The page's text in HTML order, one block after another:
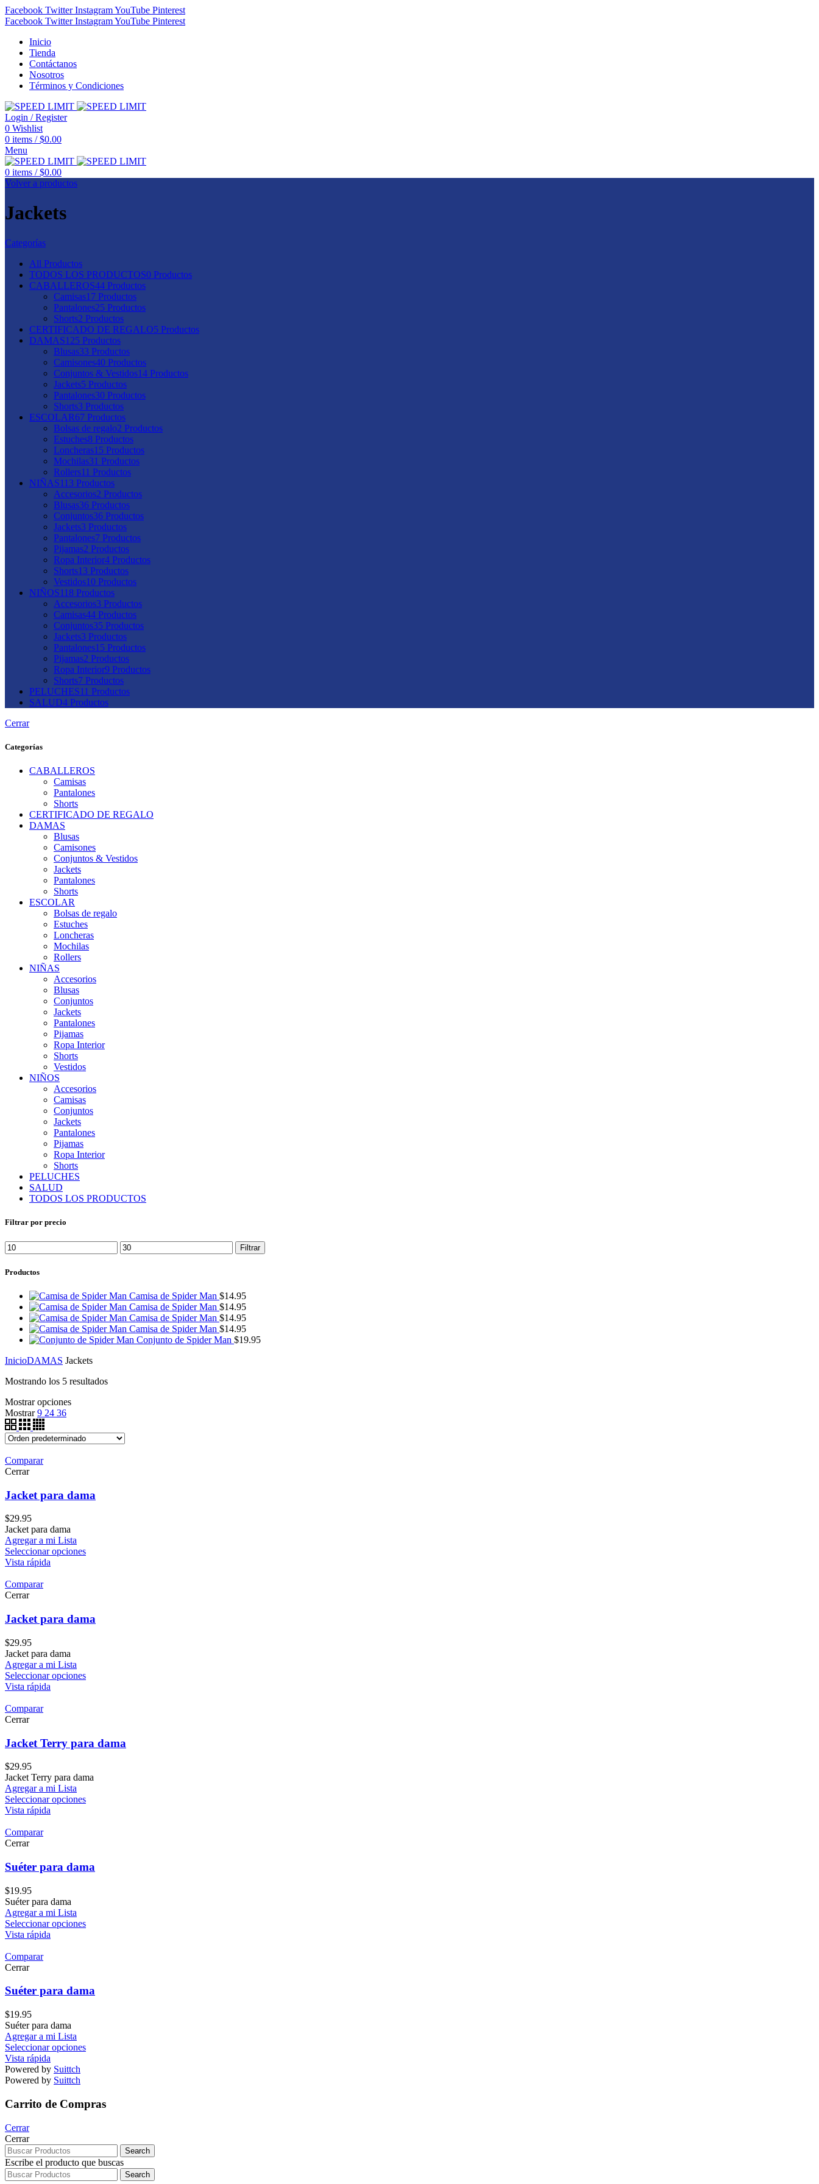
Facebook Twitter InstagramYouTube Pinterest
Facebook Twitter InstagramYouTube Pinterest
Inicio
Tienda
Contáctanos
Nosotros
Términos y Condiciones
Login / Register
0 Wishlist
0 items / $0.00
Menu
0 items / $0.00
Volver a productos
Jackets
Categorías
All Productos
TODOS LOS PRODUCTOS0 Productos
CABALLEROS44 Productos
Camisas17 Productos
Pantalones25 Productos
Shorts2 Productos
CERTIFICADO DE REGALO5 Productos
DAMAS125 Productos
Blusas33 Productos
Camisones40 Productos
Conjuntos & Vestidos14 Productos
Jackets5 Productos
Pantalones30 Productos
Shorts3 Productos
ESCOLAR67 Productos
Bolsas de regalo2 Productos
Estuches8 Productos
Loncheras15 Productos
Mochilas31 Productos
Rollers11 Productos
NIÑAS113 Productos
Accesorios2 Productos
Blusas36 Productos
Conjuntos36 Productos
Jackets3 Productos
Pantalones7 Productos
Pijamas2 Productos
Ropa Interior4 Productos
Shorts13 Productos
Vestidos10 Productos
NIÑOS118 Productos
Accesorios3 Productos
Camisas44 Productos
Conjuntos35 Productos
Jackets3 Productos
Pantalones15 Productos
Pijamas2 Productos
Ropa Interior9 Productos
Shorts7 Productos
PELUCHES11 Productos
SALUD4 Productos
Cerrar
Categorías
CABALLEROS
Camisas
Pantalones
Shorts
CERTIFICADO DE REGALO
DAMAS
Blusas
Camisones
Conjuntos & Vestidos
Jackets
Pantalones
Shorts
ESCOLAR
Bolsas de regalo
Estuches
Loncheras
Mochilas
Rollers
NIÑAS
Accesorios
Blusas
Conjuntos
Jackets
Pantalones
Pijamas
Ropa Interior
Shorts
Vestidos
NIÑOS
Accesorios
Camisas
Conjuntos
Jackets
Pantalones
Pijamas
Ropa Interior
Shorts
PELUCHES
SALUD
TODOS LOS PRODUCTOS
Filtrar por precio
Precio
mínimo
Precio
máximo
Filtrar
Productos
Camisa de Spider Man $14.95
Camisa de Spider Man $14.95
Camisa de Spider Man $14.95
Camisa de Spider Man $14.95
Conjunto de Spider Man $19.95
InicioDAMAS Jackets
Mostrando los 5 resultados
Mostrar opciones
Mostrar 9 24 36
Comparar
Cerrar
Jacket para dama
$29.95
Jacket para dama
Agregar a mi Lista
Seleccionar opciones
Vista rápida
Comparar
Cerrar
Jacket para dama
$29.95
Jacket para dama
Agregar a mi Lista
Seleccionar opciones
Vista rápida
Comparar
Cerrar
Jacket Terry para dama
$29.95
Jacket Terry para dama
Agregar a mi Lista
Seleccionar opciones
Vista rápida
Comparar
Cerrar
Suéter para dama
$19.95
Suéter para dama
Agregar a mi Lista
Seleccionar opciones
Vista rápida
Comparar
Cerrar
Suéter para dama
$19.95
Suéter para dama
Agregar a mi Lista
Seleccionar opciones
Vista rápida
Powered by Suittch
Powered by Suittch
Carrito de Compras
Cerrar
Cerrar
Search
Escribe el producto que buscas
Search